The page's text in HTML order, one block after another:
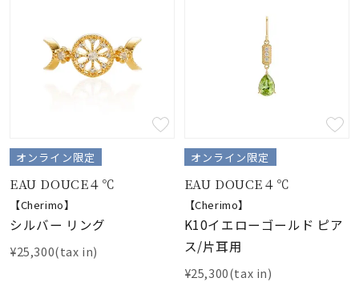
オンライン限定
EAU DOUCE４℃
【Cherimo】
シルバー リング
¥25,300(tax in)
オンライン限定
EAU DOUCE４℃
【Cherimo】
K10イエローゴールド ピア
ス/片耳用
¥25,300(tax in)